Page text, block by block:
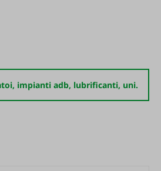
impianti adb, lubrificanti, uni.